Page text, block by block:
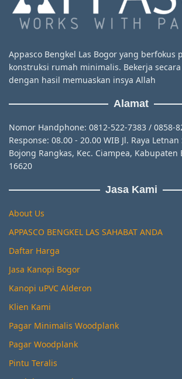
Appasco Bengkel Las Bogor yang berfokus
konstruksi rumah minimalis. Bekerja
dengan hasil memuaskan insya Allah
Alamat
Nomor Handphone: 0812-522-7383 / 0858-
Response: 08.00 - 20.00 WIB Jl. Raya
Bojong Rangkas, Kec. Ciampea, Kabupaten
16620
Jasa Kami
About Us
APPASCO BENGKEL LAS SAHABAT ANDA
Daftar Harga
Jasa Kanopi Bogor
Kanopi uPVC Alderon
Klien Kami
Pagar Minimalis Woodplank
Pagar Woodplank
Pintu Teralis